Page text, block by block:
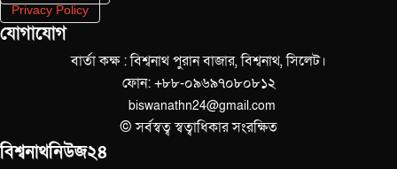
Privacy Policy
যোগাযোগ
বার্তা কক্ষ : বিশ্বনাথ পুরান বাজার, বিশ্বনাথ, সিলেট।
ফোন: +৮৮-০৯৬৯৭০৮০৮১২
biswanathn24@gmail.com
© সর্বস্বত্ব স্বত্বাধিকার সংরক্ষিত
বিশ্বনাথনিউজ২৪